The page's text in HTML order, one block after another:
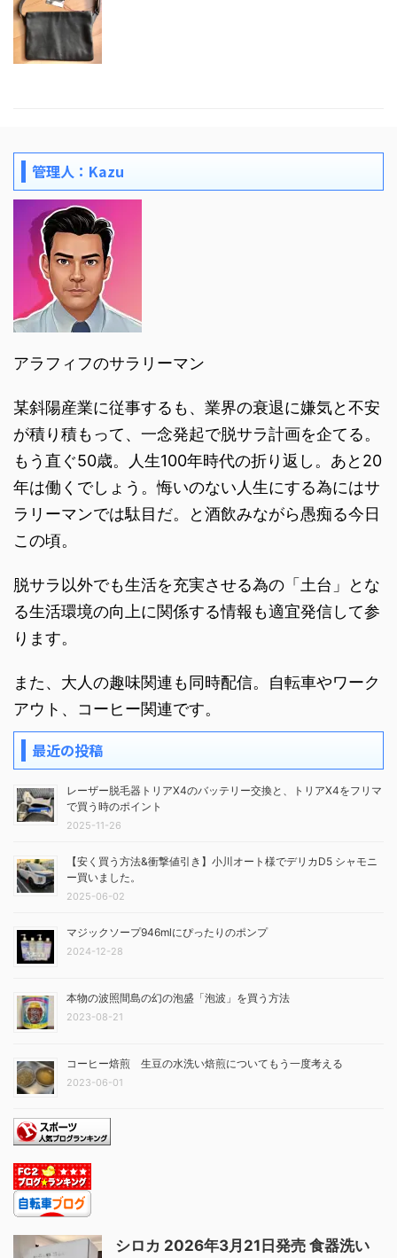
管理人：Kazu
アラフィフのサラリーマン
某斜陽産業に従事するも、業界の衰退に嫌気と不安
が積り積もって、一念発起で脱サラ計画を企てる。
もう直ぐ50歳。人生100年時代の折り返し。あと20
年は働くでしょう。悔いのない人生にする為にはサ
ラリーマンでは駄目だ。と酒飲みながら愚痴る今日
この頃。
脱サラ以外でも生活を充実させる為の「土台」とな
る生活環境の向上に関係する情報も適宜発信して参
ります。
また、大人の趣味関連も同時配信。自転車やワーク
アウト、コーヒー関連です。
最近の投稿
レーザー脱毛器トリアX4のバッテリー交換と、トリアX4をフリマ
で買う時のポイント
2025-11-26
【安く買う方法&衝撃値引き】小川オート様でデリカD5 シャモニ
ー買いました。
2025-06-02
マジックソープ946mlにぴったりのポンプ
2024-12-28
本物の波照間島の幻の泡盛「泡波」を買う方法
2023-08-21
コーヒー焙煎 生豆の水洗い焙煎についてもう一度考える
2023-06-01
シロカ 2026年3月21日発売 食器洗い